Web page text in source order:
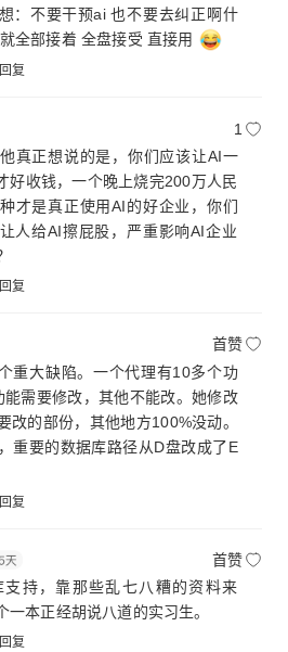
预ai 也不要去纠正啊什
么的 它拉什么你们就全部接着 全盘接受 直接用
回复
1
真正想说的是，你们应该让AI一
好收钱，一个晚上烧完200万人民
才是真正使用AI的好企业，你们
人给AI擦屁股，严重影响AI企业
回复
首赞
重大缺陷。一个代理有10多个功
能需要修改，其他不能改。她修改
改的部份，其他地方100%没动。
重要的数据库路径从D盘改成了E
回复
首赞
持，靠那些乱七八糟的资料来
一本正经胡说八道的实习生。
回复